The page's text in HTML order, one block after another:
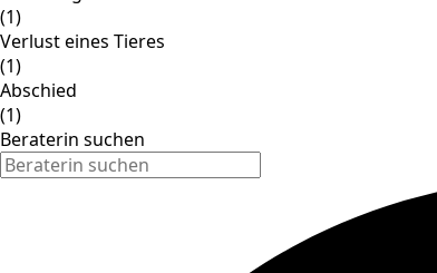
(1)
Verlust eines Tieres
(1)
Abschied
(1)
Beraterin suchen